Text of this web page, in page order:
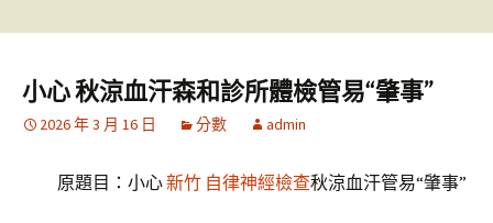
小心 秋涼血汗森和診所體檢管易“肇事”
2026 年 3 月 16 日 分數 admin
原題目：小心新竹 自律神經檢查秋涼血汗管易“肇事”